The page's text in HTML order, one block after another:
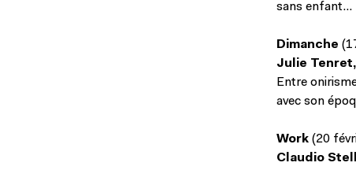
sans enfant…
Dimanche
Julie
Entre
avec son
Work (20
Claudio